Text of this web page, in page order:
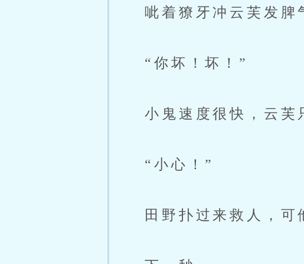
呲着獠牙冲云芙发脾
“你坏！坏！”
小鬼速度很快，云芙
“小心！”
田野扑过来救人，可